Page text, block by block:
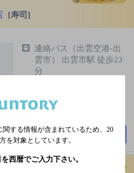
[寿司]
連絡バス（出雲空港-出
雲市） 出雲市駅 徒歩23
分
詳細を見る
する情報が含まれているため、 20
を対象としています。
西暦でご入力下さい。